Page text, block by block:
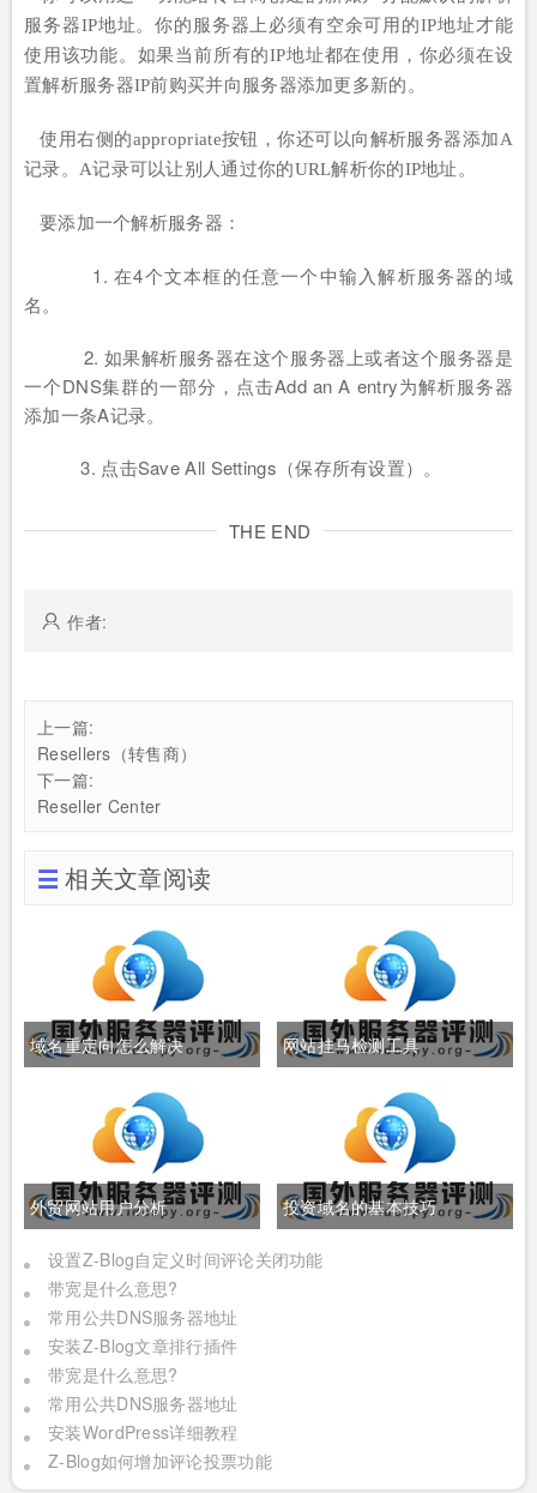
服务器IP地址。你的服务器上必须有空余可用的IP地址才能
使用该功能。如果当前所有的IP地址都在使用，你必须在设
置解析服务器IP前购买并向服务器添加更多新的。
使用右侧的appropriate按钮，你还可以向解析服务器添加A
记录。A记录可以让别人通过你的URL解析你的IP地址。
要添加一个解析服务器：
1. 在4个文本框的任意一个中输入解析服务器的域
名。
2. 如果解析服务器在这个服务器上或者这个服务器是
一个DNS集群的一部分，点击Add an A entry为解析服务器
添加一条A记录。
3. 点击Save All Settings（保存所有设置）。
THE END
作者:
上一篇:
Resellers（转售商）
下一篇:
Reseller Center
相关文章阅读
域名重定向怎么解决 网站挂马检测工具
外贸网站用户分析 投资域名的基本技巧
设置Z-Blog自定义时间评论关闭功能
带宽是什么意思?
常用公共DNS服务器地址
安装Z-Blog文章排行插件
带宽是什么意思?
常用公共DNS服务器地址
安装WordPress详细教程
Z-Blog如何增加评论投票功能